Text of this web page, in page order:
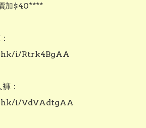
加$40****
i/Rtrk4BgAA
：
i/VdVAdtgAA